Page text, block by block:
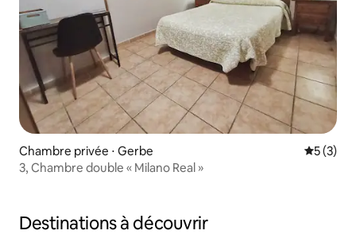
Chambre privée ⋅ Gerbe
5 (3)
3, Chambre double « Milano Real »
Destinations à découvrir